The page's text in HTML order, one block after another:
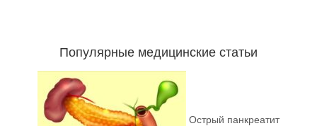
Популярные медицинские статьи
Острый панкреатит